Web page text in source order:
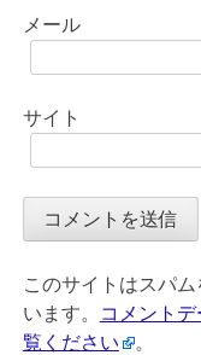
メール
サイト
このサイトはスパ
います。
コメント
覧ください
。